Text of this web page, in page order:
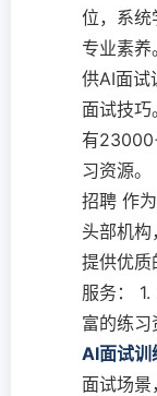
位，系统
专业素养
供AI面试
面试技巧
有
习资源
招聘 作
头部机
提供优质
服务： 1.
富的练
AI面试训
面试场